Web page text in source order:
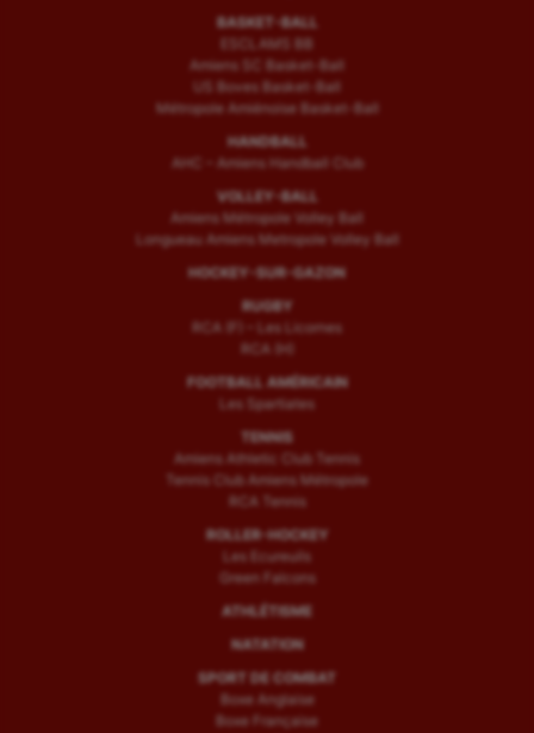
BASKET-BALL
ESCLAMS BB
Amiens SC Basket-Ball
US Boves Basket-Ball
Métropole Amiénoise Basket-Ball
HANDBALL
AHC – Amiens Handball Club
VOLLEY-BALL
Amiens Métropole Volley Ball
Longueau Amiens Metropole Volley Ball
HOCKEY-SUR-GAZON
RUGBY
RCA (F) – Les Licornes
RCA (H)
FOOTBALL AMÉRICAIN
Les Spartiates
TENNIS
Amiens Athletic Club Tennis
Tennis Club Amiens Métropole
RCA Tennis
ROLLER-HOCKEY
Les Ecureuils
Green Falcons
ATHLÉTISME
NATATION
SPORT DE COMBAT
Boxe Anglaise
Boxe Française